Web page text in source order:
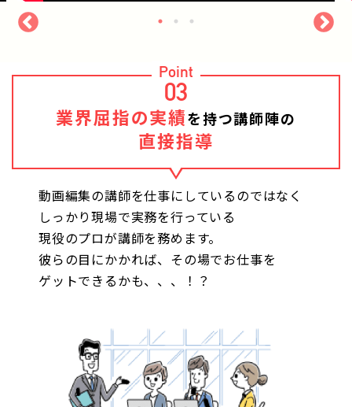
Point
03
業界屈指の実績を持つ講師陣の
直接指導
動画編集の講師を仕事にしているのではなく
しっかり現場で実務を行っている
現役のプロが講師を務めます。
彼らの目にかかれば、その場でお仕事を
ゲットできるかも、、、！？